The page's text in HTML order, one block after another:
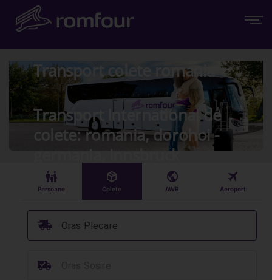
Transport colete romania
Transport International de
colete: romania, dorohoi -
germania, innsbruck
󱠣
Persoane
󰏗
Colete
󰇧
AWB
󰀝
Aeroport
Oras Plecare
󰞈
󰳔